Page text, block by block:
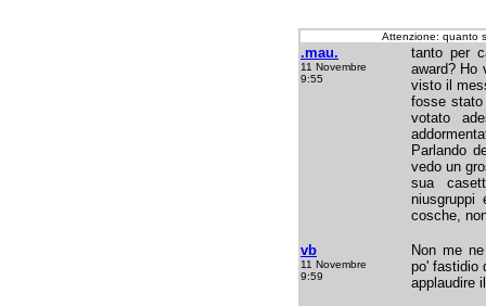
Attenzione: quanto
.mau.
11 Novembre
9:55
tanto per
award? Ho
visto il
fosse
votato
Parlando
vedo un
sua
cosche,
vb
11 Novembre
9:59
Non me
po' fastidio
applaudire